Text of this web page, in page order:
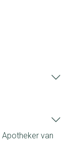
Apotheker van